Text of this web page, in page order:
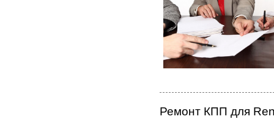
Ремонт КПП для